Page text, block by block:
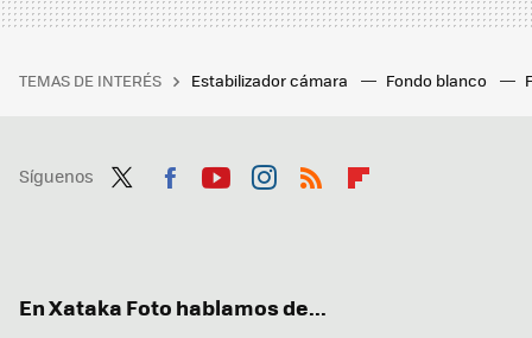
TEMAS DE INTERÉS Estabilizador cámara Fondo blanco
Síguenos
En Xataka Foto hablamos de...